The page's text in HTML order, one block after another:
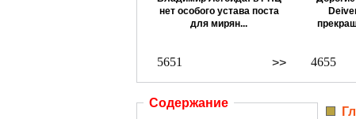
нет особого устава поста
для мирян...
>>
5651 4655
Содержание